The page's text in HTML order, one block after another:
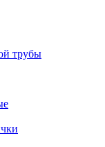
трубы